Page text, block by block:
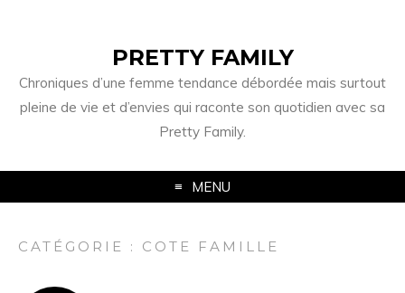
PRETTY FAMILY
Chroniques d’une femme tendance débordée mais surtout
pleine de vie et d’envies qui raconte son quotidien avec sa
Pretty Family.
MENU
CATÉGORIE : COTE FAMILLE